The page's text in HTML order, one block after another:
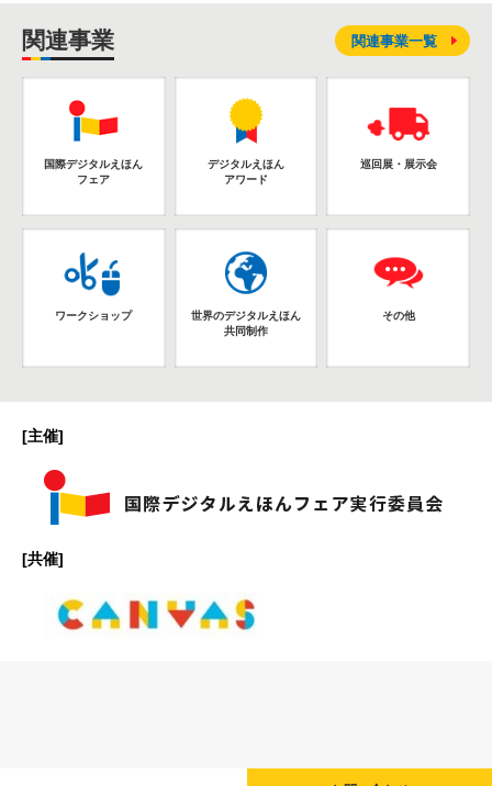
関連事業
国際デジタルえほん
フェア
デジタルえほん
アワード
巡回展・展示会
ワークショップ
世界のデジタルえほん
共同制作
その他
関連事業一覧
[主催]
[共催]